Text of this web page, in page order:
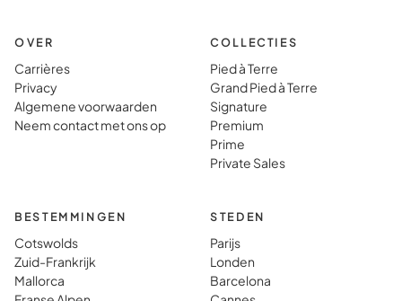
OVER
Carrières
Privacy
Algemene voorwaarden
Neem contact met ons op
COLLECTIES
Pied à Terre
Grand Pied à Terre
Signature
Premium
Prime
Private Sales
BESTEMMINGEN
Cotswolds
Zuid-Frankrijk
Mallorca
STEDEN
Parijs
Londen
Barcelona